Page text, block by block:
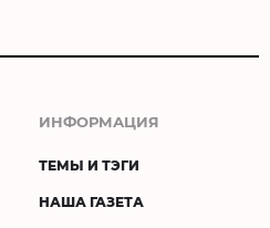
ИНФОРМАЦИЯ
ТЕМЫ И ТЭГИ
НАША ГАЗЕТА